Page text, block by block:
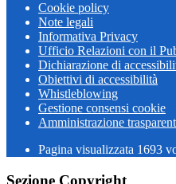
Cookie policy
Note legali
Informativa Privacy
Ufficio Relazioni con il
Dichiarazione di
Obiettivi di accessibilità
Whistleblowing
Gestione consensi cookie
Amministrazione
Pagina visualizzata 1693
Sezione Copyright